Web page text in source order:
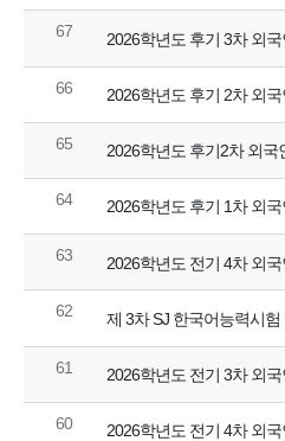
67 2026학년도 후기 3차 외
66 2026학년도 후기 2차 외
65 2026학년도 후기2차 외국
64 2026학년도 후기 1차 외
63 2026학년도 전기 4차 외
62 제 3차 SJ 한국어능력시
61 2026학년도 전기 3차 외
60 2026학년도 전기 4차 외